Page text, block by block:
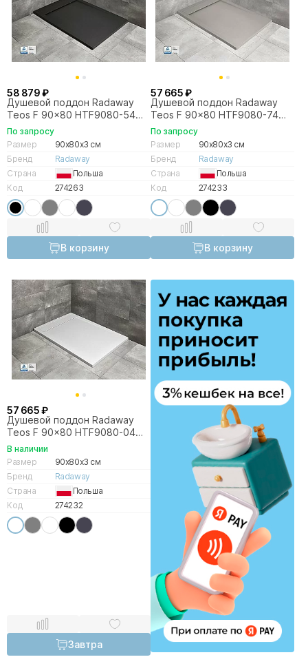
58 879 ₽
Душевой поддон Radaway
Teos F 90x80 HTF9080-54
черный
По запросу
Размер
90x80x3 см
Бренд
Radaway
Страна
Польша
Код
274263
В корзину
57 665 ₽
Душевой поддон Radaway
Teos F 90x80 HTF9080-74
цемент
По запросу
Размер
90x80x3 см
Бренд
Radaway
Страна
Польша
Код
274233
В корзину
57 665 ₽
Душевой поддон Radaway
Teos F 90x80 HTF9080-04
белый
В наличии
Размер
90x80x3 см
Бренд
Radaway
Страна
Польша
Код
274232
Завтра